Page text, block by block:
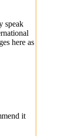
speak
here as
it